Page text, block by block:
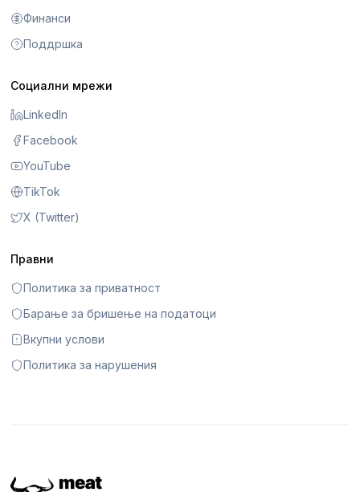
Финанси
Поддршка
Социални мрежи
LinkedIn
Facebook
YouTube
TikTok
X (Twitter)
Правни
Политика за приватност
Барање за бришење на податоци
Вкупни услови
Политика за нарушения